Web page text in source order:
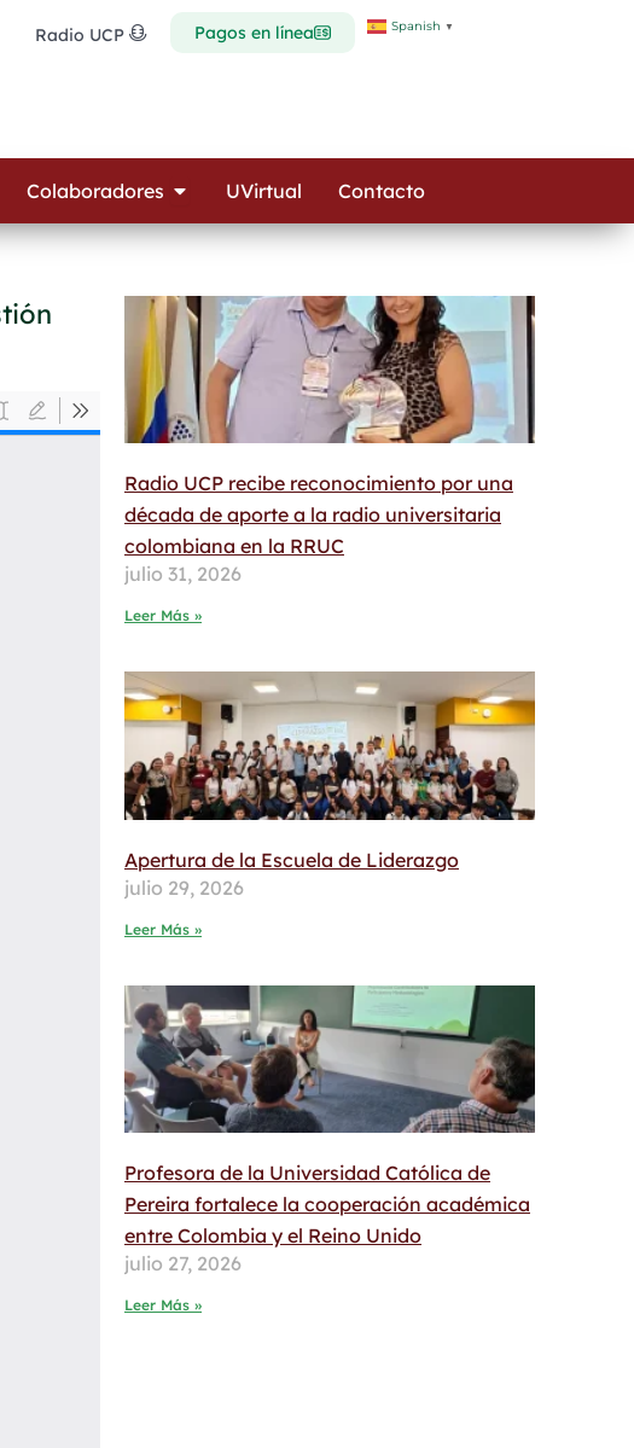
Radio UCP Pagos en línea Spanish ▼
Colaboradores Open Colaboradores
UVirtual Contacto
Radio UCP recibe reconocimiento por una
década de aporte a la radio universitaria
colombiana en la RRUC
julio 31, 2026
Leer Más »
Apertura de la Escuela de Liderazgo
julio 29, 2026
Leer Más »
Profesora de la Universidad Católica de
Pereira fortalece la cooperación académica
entre Colombia y el Reino Unido
julio 27, 2026
Leer Más »